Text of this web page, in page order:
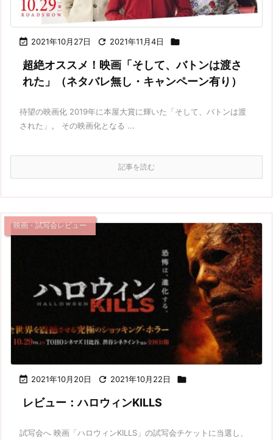
 2021年10月27日  2021年11月4日 
超絶オススメ！映画「そして、バトンは渡さ
れた」（ネタバレ無し・キャンペーン有り）
待望の映画化 2019年に本屋大賞に輝いた「そして、バトンは渡
された」。 その映画化となる ...
記事を読む
 2021年10月20日  2021年10月22日 
映画・試写会レビュー
レビュー：ハロウィンKILLS
試写会へ 映画「ハロウィンKILLS」の試写会チケットに当選し、